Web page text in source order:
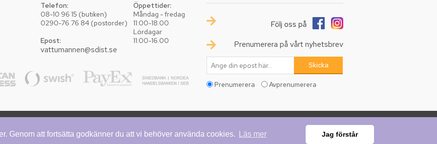
Genom att fortsätta godkänner du att vi behöver använda cookies. Läs mer Jag förstår
Telefon:
08-10 96 15 (butiken)
0290-76 76 84 (postorder)
Epost:
vattumannen@sdist.se
Öppettider:
Måndag - fredag
11:00-18.00
Lördagar
11:00-16.00
Följ oss på
Prenumerera på vårt nyhetsbrev
Prenumerera Avprenumerera
bynopCommerce